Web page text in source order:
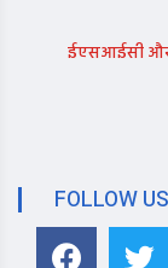
ईएसआईसी और
FOLLOW US